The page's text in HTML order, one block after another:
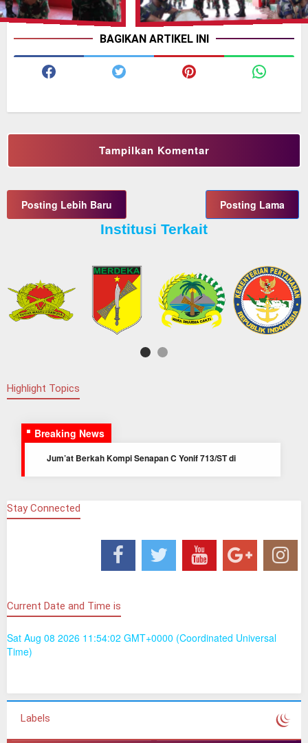
BAGIKAN ARTIKEL INI
Tampilkan Komentar
Posting Lebih Baru Posting Lama
Institusi Terkait
Highlight Topics
Breaking News
Jum’at Berkah Kompi Senapan C Yonif 713/ST di
Prajurit dan Persit Yonif 713/ST Peringati Maulid Nabi
Lettu Inf Bambang Sulaksana Pimpin Kegiatan Jum’at
Berkah di Panti Asuhan Al-Ikhlas
Danyonif 713/ST Gelar Olahraga Bersama serta Jam
Purnawirawan dan Warakawuri Mantan Prajurit Yonif
Prajurit Yonif 713/ST Bangun Solidaritas, Bantu yang
Masyarakat Gorontalo Senang Belanja Sembako Murah
di hari Kedua Bazar Murah Yonif 713/ST
Prajurit Kompi Bantuan Yonif 713/ST laksanakan Karya
Stay Connected
Current Date and Time is
Sat Aug 08 2026 11:54:02 GMT+0000 (Coordinated Universal
Time)
Labels